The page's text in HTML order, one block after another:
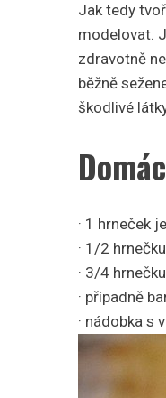
Jak tedy
modelovat.
zdravotně
běžně
škodlivé
· 1 hrneček
· 1/2
· 3/4
· případně
· nádobka s